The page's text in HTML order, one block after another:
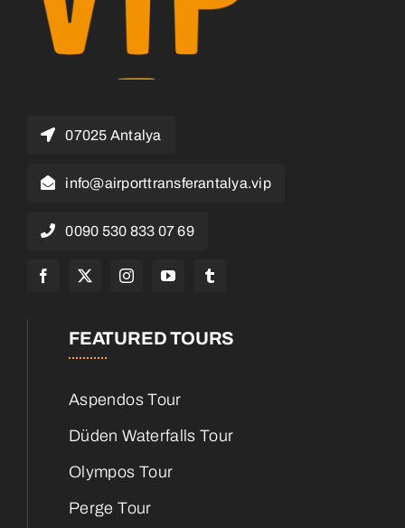
07025 Antalya
info@airporttransferantalya.vip
0090 530 833 07 69
FEATURED TOURS
Aspendos Tour
Düden Waterfalls Tour
Olympos Tour
Perge Tour